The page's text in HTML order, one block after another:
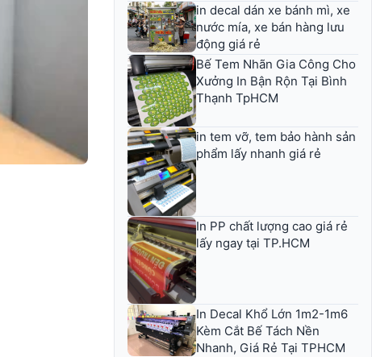
in decal dán xe bánh mì, xe
nước mía, xe bán hàng lưu
động giá rẻ
Bế Tem Nhãn Gia Công Cho
Xưởng In Bận Rộn Tại Bình
Thạnh TpHCM
in tem vỡ, tem bảo hành sản
phẩm lấy nhanh giá rẻ
In PP chất lượng cao giá rẻ
lấy ngay tại TP.HCM
In Decal Khổ Lớn 1m2-1m6
Kèm Cắt Bế Tách Nền
Nhanh, Giá Rẻ Tại TPHCM